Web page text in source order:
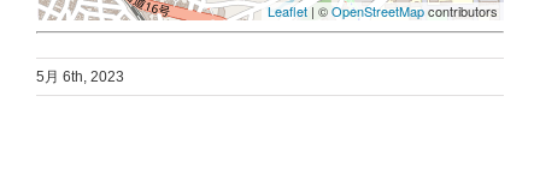
Leaflet | ©OpenStreetMapcontributors
5月 6th, 2023